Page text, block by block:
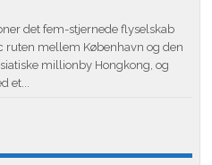
det fem-stjernede flyselskab
ruten mellem København og den
millionby Hongkong, og
et...